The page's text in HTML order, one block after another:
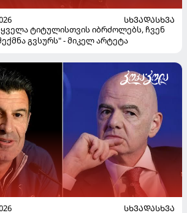
ᲡᲮᲕᲐᲓᲐᲡᲮᲕᲐ
ტიტულისთვის იბრძოლებს, ჩვენ
გვსურს" - მიკელ არტეტა
ᲡᲮᲕᲐᲓᲐᲡᲮᲕᲐ